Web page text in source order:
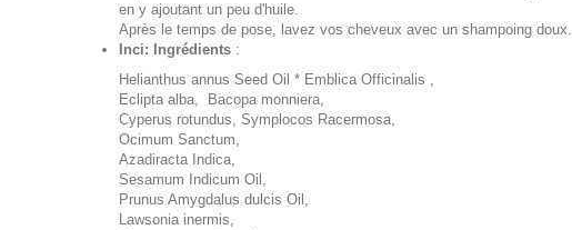
en y ajoutant un peu d'huile.
Après le temps de pose, lavez vos cheveux avec un shampoing doux.
Inci: Ingrédients :
Helianthus annus Seed Oil * Emblica Officinalis ,
Eclipta alba, Bacopa monniera,
Cyperus rotundus, Symplocos Racermosa,
Ocimum Sanctum,
Azadiracta Indica,
Sesamum Indicum Oil,
Prunus Amygdalus dulcis Oil,
Lawsonia inermis,